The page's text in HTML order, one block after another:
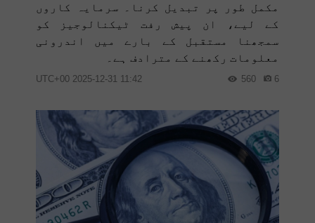
مکمل طور پر تبدیل کرنا۔ سرمایہ کاروں
کے لیے، ان پیش رفت ٹیکنالوجیز کو
سمجھنا مستقبل کے بارے میں اندرونی
معلومات رکھنے کے مترادف ہے۔
11:42 2025-12-31 UTC+00 6
560